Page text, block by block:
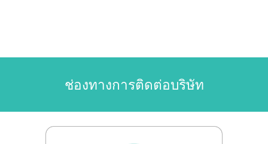
ช่องทางการติดต่อบริษัท